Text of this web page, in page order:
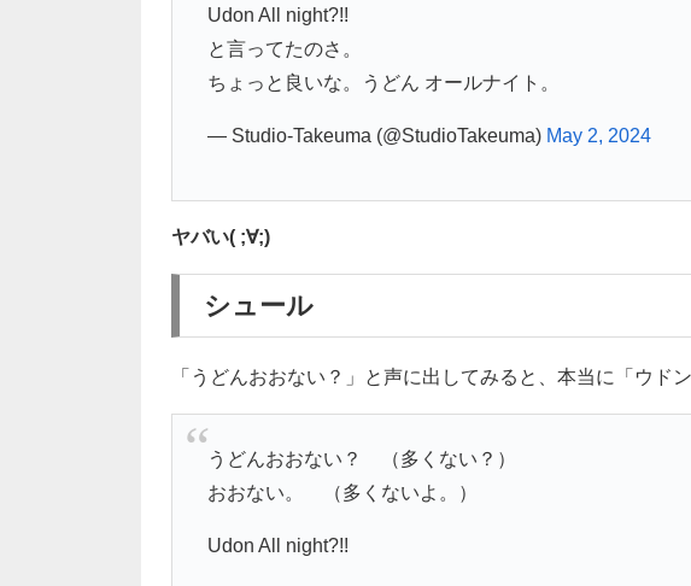
Udon All night?!!
と言ってたのさ。
ちょっと良いな。うどん オールナイト。
— Studio-Takeuma (@StudioTakeuma) May 2, 2024
ヤバい( ;∀;)
シュール
「うどんおおない？」と声に出してみると、本当に「ウド
うどんおおない？ （多くない？）
おおない。 （多くないよ。）
Udon All night?!!